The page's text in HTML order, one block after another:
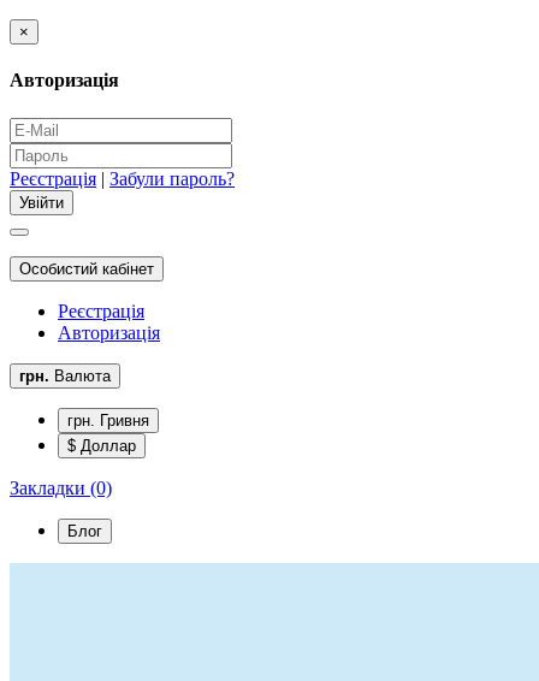
×
Авторизація
Реєстрація | Забули пароль?
Особистий кабінет
Реєстрація
Авторизація
грн. Валюта
грн. Гривня
$ Доллар
Закладки (0)
Блог